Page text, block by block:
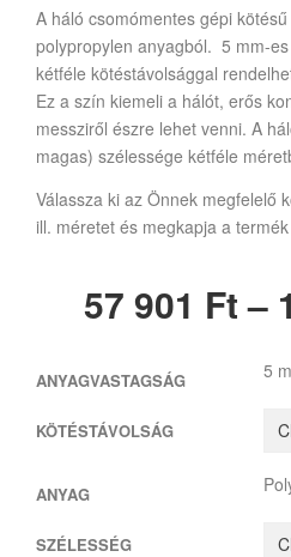
A háló csomómentes gépi
polypropylen anyagból. 5 mm-
kétféle kötéstávolsággal
Ez a szín kiemeli a hálót, erős
messziről észre lehet venni. A
magas) szélessége kétféle
Válassza ki az Önnek megfelelő
ill. méretet és megkapja a
57 901 Ft–
ANYAGVASTAGSÁG 5
KÖTÉSTÁVOLSÁG
ANYAG
SZÉLESSÉG